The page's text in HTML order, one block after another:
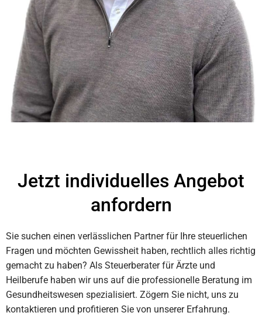
Jetzt individuelles Angebot
anfordern
Sie suchen einen verlässlichen Partner für Ihre steuerlichen
Fragen und möchten Gewissheit haben, rechtlich alles richtig
gemacht zu haben? Als Steuerberater für Ärzte und
Heilberufe haben wir uns auf die professionelle Beratung im
Gesundheitswesen spezialisiert. Zögern Sie nicht, uns zu
kontaktieren und profitieren Sie von unserer Erfahrung.